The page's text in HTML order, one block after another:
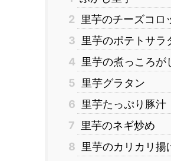
2
里芋のチーズコロ
3
里芋のポテトサラ
4
里芋の煮っころが
5
里芋グラタン
6
里芋たっぷり豚汁
7
里芋のネギ炒め
8
里芋のカリカリ揚